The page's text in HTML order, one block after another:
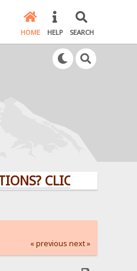
HOME HELP SEARCH
CLICK HERE!
« previous next »